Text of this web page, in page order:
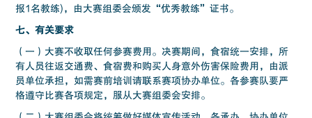
报1名教练)，由大赛组委会颁发“优秀教练”证书。
七、有关要求
（一）大赛不收取任何参赛费用。决赛期间，食宿统一安排，所
有人员往返交通费、食宿费和购买人身意外伤害保险费用，由派
员单位承担，如需赛前培训请联系赛项协办单位。各参赛队要严
格遵守比赛各项规定，服从大赛组委会安排。